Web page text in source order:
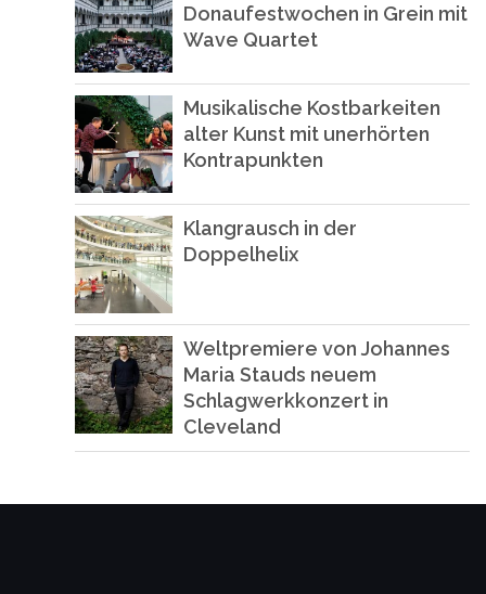
Donaufestwochen in Grein mit
Wave Quartet
Musikalische Kostbarkeiten
alter Kunst mit unerhörten
Kontrapunkten
Klangrausch in der
Doppelhelix
Weltpremiere von Johannes
Maria Stauds neuem
Schlagwerkkonzert in
Cleveland